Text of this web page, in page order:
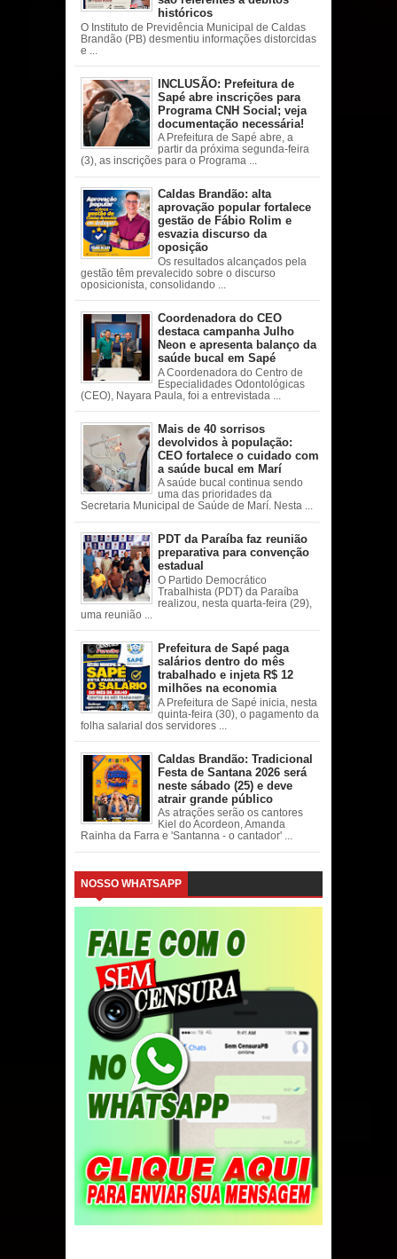
históricos
O Instituto de Previdência Municipal de Caldas
Brandão (PB) desmentiu informações distorcidas
e ...
INCLUSÃO: Prefeitura de
Sapé abre inscrições para
Programa CNH Social; veja
documentação necessária!
A Prefeitura de Sapé abre, a
partir da próxima segunda-feira
(3), as inscrições para o Programa ...
Caldas Brandão: alta
aprovação popular fortalece
gestão de Fábio Rolim e
esvazia discurso da
oposição
Os resultados alcançados pela
gestão têm prevalecido sobre o discurso
oposicionista, consolidando ...
Coordenadora do CEO
destaca campanha Julho
Neon e apresenta balanço da
saúde bucal em Sapé
A Coordenadora do Centro de
Especialidades Odontológicas
(CEO), Nayara Paula, foi a entrevistada ...
Mais de 40 sorrisos
devolvidos à população:
CEO fortalece o cuidado com
a saúde bucal em Marí
A saúde bucal continua sendo
uma das prioridades da
Secretaria Municipal de Saúde de Marí. Nesta ...
PDT da Paraíba faz reunião
preparativa para convenção
estadual
O Partido Democrático
Trabalhista (PDT) da Paraíba
realizou, nesta quarta-feira (29),
uma reunião ...
Prefeitura de Sapé paga
salários dentro do mês
trabalhado e injeta R$ 12
milhões na economia
A Prefeitura de Sapé inicia, nesta
quinta-feira (30), o pagamento da
folha salarial dos servidores ...
Caldas Brandão: Tradicional
Festa de Santana 2026 será
neste sábado (25) e deve
atrair grande público
As atrações serão os cantores
Kiel do Acordeon, Amanda
Rainha da Farra e 'Santanna - o cantador' ...
NOSSO WHATSAPP